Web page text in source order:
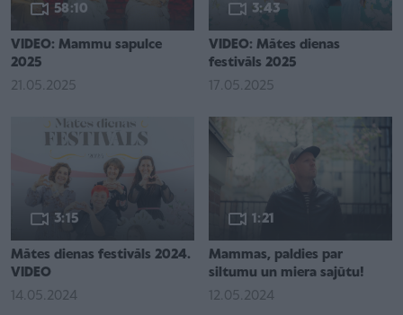
58:10
VIDEO: Mammu sapulce
2025
21.05.2025
3:43
VIDEO: Mātes dienas
festivāls 2025
17.05.2025
3:15
Mātes dienas festivāls 2024.
VIDEO
14.05.2024
1:21
Mammas, paldies par
siltumu un miera sajūtu!
12.05.2024